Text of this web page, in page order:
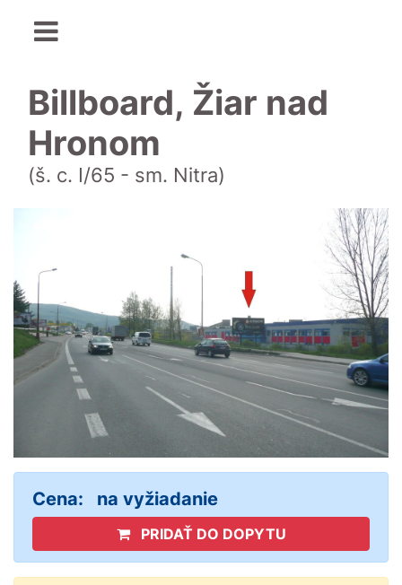
Billboard, Žiar nad
Hronom
(š. c. I/65 - sm. Nitra)
Cena: na vyžiadanie
PRIDAŤ DO DOPYTU